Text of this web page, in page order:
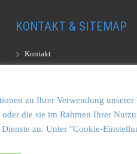
KONTAKT & SITEMAP
Kontakt
Vulkankultour-BUFF®
zu Ihrer Verwendung unserer
die sie im Rahmen Ihrer
zu. Unter "Cookie-